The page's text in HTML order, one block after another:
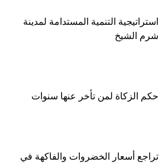
استراتيجية التنمية المستدامة لمدينة
شرم الشيخ
حكم الزكاة لمن تأخر عنها سنوات
تراجع أسعار الخضروات والفاكهة في